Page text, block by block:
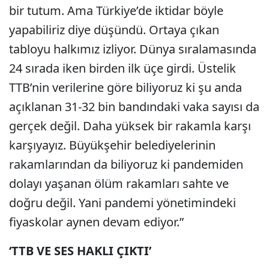
bir tutum. Ama Türkiye’de iktidar böyle
yapabiliriz diye düşündü. Ortaya çıkan
tabloyu halkımız izliyor. Dünya sıralamasında
24 sırada iken birden ilk üçe girdi. Üstelik
TTB’nin verilerine göre biliyoruz ki şu anda
açıklanan 31-32 bin bandındaki vaka sayısı da
gerçek değil. Daha yüksek bir rakamla karşı
karşıyayız. Büyükşehir belediyelerinin
rakamlarından da biliyoruz ki pandemiden
dolayı yaşanan ölüm rakamları sahte ve
doğru değil. Yani pandemi yönetimindeki
fiyaskolar aynen devam ediyor.”
‘TTB VE SES HAKLI ÇIKTI’